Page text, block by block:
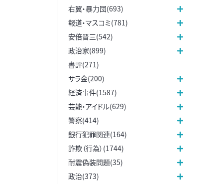
右翼・暴力団(693)
報道・マスコミ(781)
安倍晋三(542)
政治家(899)
書評(271)
サラ金(200)
経済事件(1587)
芸能・アイドル(629)
警察(414)
銀行犯罪関連(164)
詐欺（行為）(1744)
耐震偽装問題(35)
政治(373)